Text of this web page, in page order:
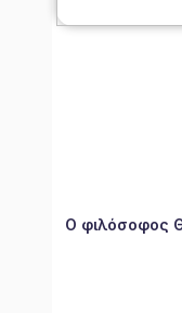
Ο φιλόσοφος